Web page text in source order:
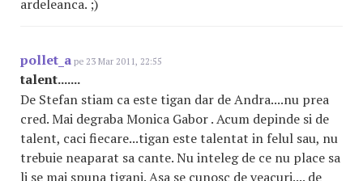
ardeleanca. ;)
pollet_a pe 23 Mar 2011, 22:55
talent.......
De Stefan stiam ca este tigan dar de Andra....nu prea
cred. Mai degraba Monica Gabor . Acum depinde si de
talent, caci fiecare...tigan este talentat in felul sau, nu
trebuie neaparat sa cante. Nu inteleg de ce nu place sa
li se mai spuna tigani. Asa se cunosc de veacuri.... de